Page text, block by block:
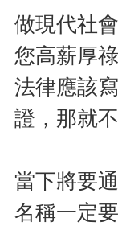
做現代社
您高薪厚
法律應該
證，那就
當下將要
名稱一定